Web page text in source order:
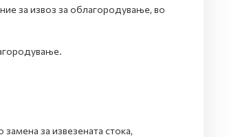
за извоз за облагородување, во
за извезената стока,